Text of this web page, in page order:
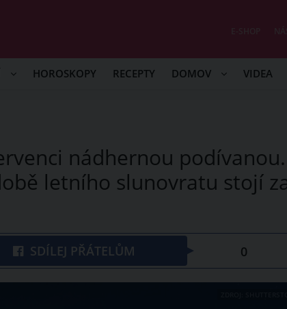
HOROSKOPY RECEPTY DOMOV VIDEA
nádhernou podívanou.
letního slunovratu stojí
SDÍLEJ PŘÁTELŮM 0